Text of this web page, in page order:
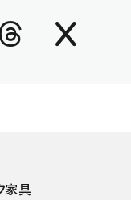
家具